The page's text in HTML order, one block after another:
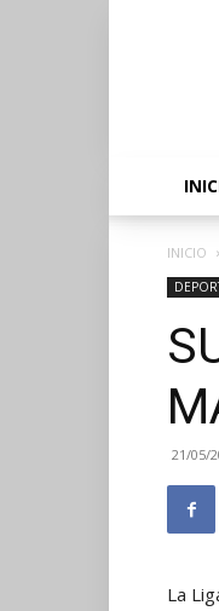
INICIO
21/05/
La